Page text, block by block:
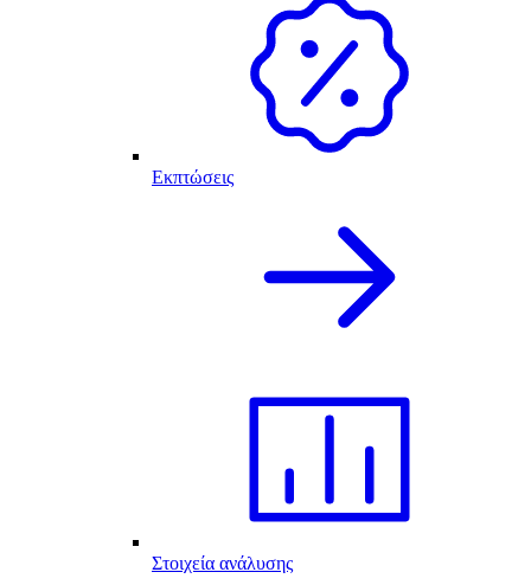
Εκπτώσεις
Στοιχεία ανάλυσης